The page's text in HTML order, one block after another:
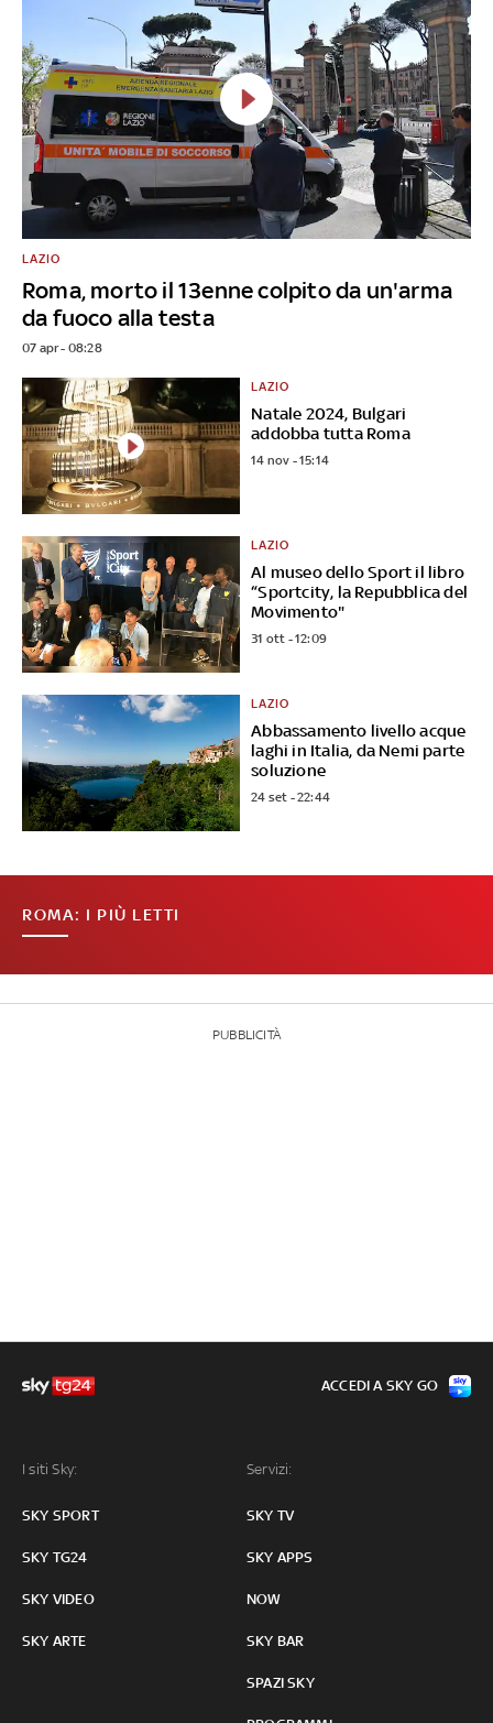
Roma, morto il 13enne colpito da un'arma
da fuoco alla testa
LAZIO
07 apr - 08:28
Natale 2024, Bulgari
addobba tutta Roma
LAZIO
14 nov - 15:14
Al museo dello Sport il libro
“Sportcity, la Repubblica del
Movimento"
LAZIO
31 ott - 12:09
Abbassamento livello acque
laghi in Italia, da Nemi parte
soluzione
LAZIO
24 set - 22:44
ROMA: I PIÙ LETTI
PUBBLICITÀ
I siti Sky:
SKY SPORT
SKY TG24
SKY VIDEO
SKY ARTE
Servizi:
SKY TV
SKY APPS
NOW
SKY BAR
SPAZI SKY
ACCEDI A SKY GO